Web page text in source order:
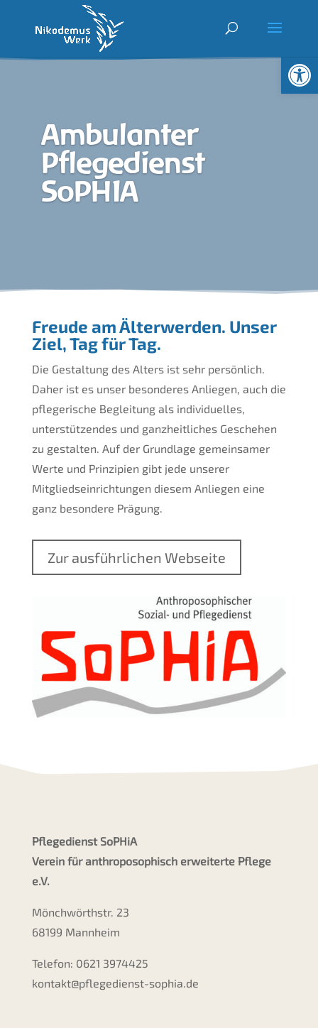
Ambulanter
Pflegedienst
SoPHIA
Freude am Älterwerden. Unser
Ziel, Tag für Tag.
Die Gestaltung des Alters ist sehr persönlich.
Daher ist es unser besonderes Anliegen, auch die
pflegerische Begleitung als individuelles,
unterstützendes und ganzheitliches Geschehen
zu gestalten. Auf der Grundlage gemeinsamer
Werte und Prinzipien gibt jede unserer
Mitgliedseinrichtungen diesem Anliegen eine
ganz besondere Prägung.
Zur ausführlichen Webseite
Pflegedienst SoPHiA
Verein für anthroposophisch erweiterte Pflege
e.V.
Mönchwörthstr. 23
68199 Mannheim
Telefon: 0621 3974425
kontakt@pflegedienst-sophia.de